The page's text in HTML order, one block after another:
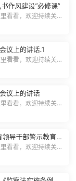
作风建设“必修课”
看看，欢迎持续关
束，本文...
议上的讲话.1
看看，欢迎持续关
束，本文...
议上的讲话
看看，欢迎持续关
束，本文...
导干部警示教育会
看看，欢迎持续关
束，本文...